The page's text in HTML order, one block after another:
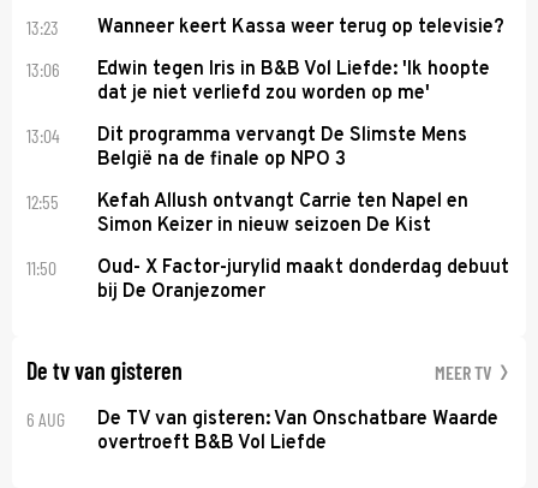
13:23 Wanneer keert Kassa weer terug op televisie?
13:06
Edwin tegen Iris in B&B Vol Liefde: 'Ik hoopte
dat je niet verliefd zou worden op me'
13:04
Dit programma vervangt De Slimste Mens
België na de finale op NPO 3
12:55
Kefah Allush ontvangt Carrie ten Napel en
Simon Keizer in nieuw seizoen De Kist
11:50
Oud- X Factor-jurylid maakt donderdag debuut
bij De Oranjezomer
De tv van gisteren MEER TV
6 AUG
De TV van gisteren: Van Onschatbare Waarde
overtroeft B&B Vol Liefde